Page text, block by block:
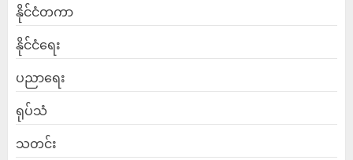
နိုင်ငံတကာ
နိုင်ငံရေး
ပညာရေး
ရုပ်သံ
သတင်း